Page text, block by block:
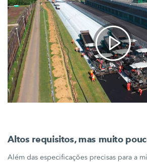
Altos requisitos, mas muito
Além das especificações precisas para a